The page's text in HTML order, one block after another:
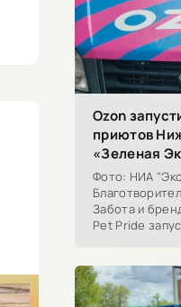
Ozon
приютов
«Зеленая
Фото: НИА
Забота и
Pet Pride